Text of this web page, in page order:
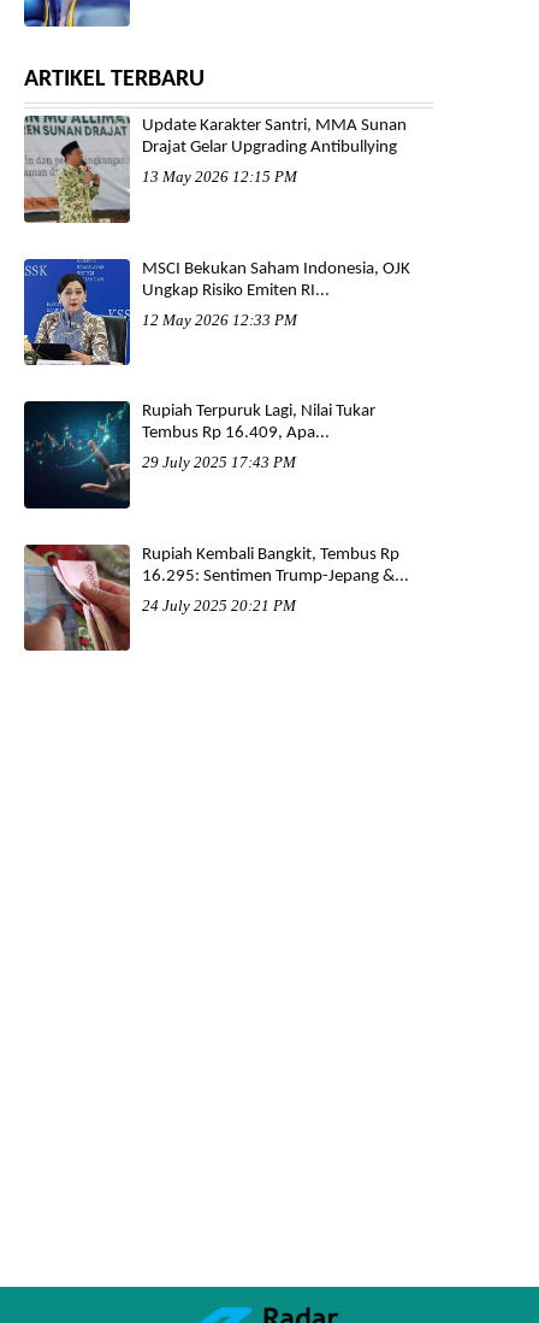
ARTIKEL TERBARU
Update Karakter Santri, MMA Sunan
Drajat Gelar Upgrading Antibullying
13 May 2026 12:15 PM
MSCI Bekukan Saham Indonesia, OJK
Ungkap Risiko Emiten RI...
12 May 2026 12:33 PM
Rupiah Terpuruk Lagi, Nilai Tukar
Tembus Rp 16.409, Apa...
29 July 2025 17:43 PM
Rupiah Kembali Bangkit, Tembus Rp
16.295: Sentimen Trump-Jepang &...
24 July 2025 20:21 PM